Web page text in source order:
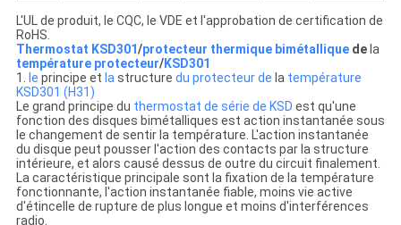
L'UL de produit, le CQC, le VDE et l'approbation de certification de
RoHS.
Thermostat KSD301/protecteur thermique bimétallique dela
température protecteur/KSD301
1. le principe et lastructure du protecteur de la température
KSD301 (H31)
Le grand principe du thermostat de série de KSD est qu'une
fonction des disques bimétalliques est action instantanée sous
le changement de sentir la température. L'action instantanée
du disque peut pousser l'action des contacts par la structure
intérieure, et alors causé dessus de outre du circuit finalement.
La caractéristique principale sont la fixation de la température
fonctionnante, l'action instantanée fiable, moins vie active
d'étincelle de rupture de plus longue et moins d'interférences
radio.